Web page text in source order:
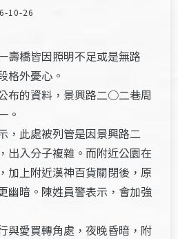
10-26
壽橋皆因照明不足或是無路
格外憂心。
布的資料，景興路二○二巷周
。
，此處被列管是因景興路二
入分子複雜。而附近公園在
加上附近漢神百貨關閉後，原
幽暗。陳姓員警表示，會加強
與愛買轉角處，夜晚昏暗，附